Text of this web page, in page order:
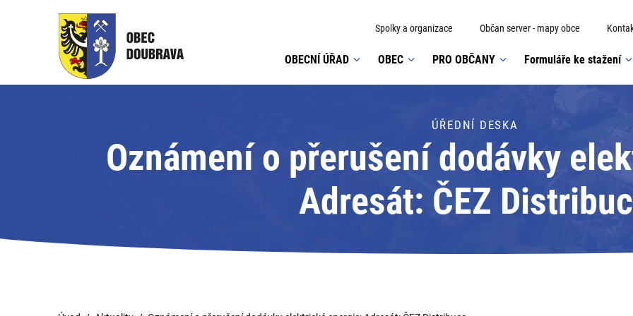
Spolky a organizace Občan server - mapy obce
OBECNÍ ÚŘAD OBEC PRO OBČANY Formuláře ke stažení
ÚŘEDNÍ DESKA
Oznámení o přerušení dodávky
Adresát: ČEZ